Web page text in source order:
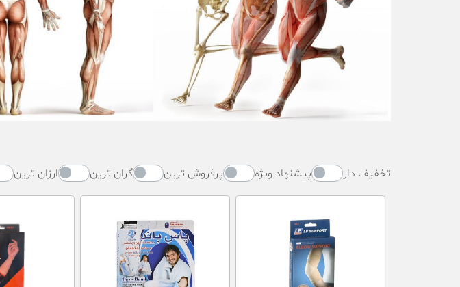
تخفیف دار پیشنهاد ویژه پرفروش ترین گران ترین ارزان ترین